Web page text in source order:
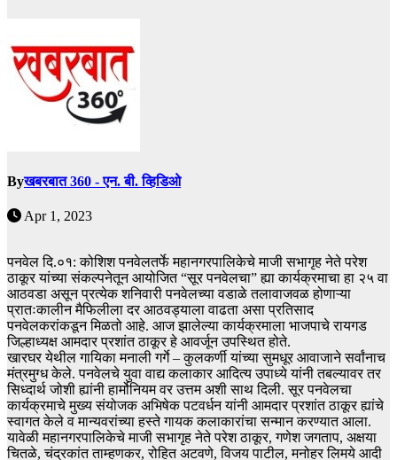
Byखबरबात 360 - एन. बी. व्हिडिओ
Apr 1, 2023
पनवेल दि.०१: कोशिश पनवेलतर्फे महानगरपालिकेचे माजी सभागृह नेते परेश
ठाकूर यांच्या संकल्पनेतून आयोजित “सूर पनवेलचा” ह्या कार्यक्रमाचा हा २५ वा
आठवडा असून प्रत्येक शनिवारी पनवेलच्या वडाळे तलावाजवळ होणाऱ्या
प्रातःकालीन मैफिलीला दर आठवड्याला वाढता असा प्रतिसाद
पनवेलकरांकडून मिळतो आहे. आज झालेल्या कार्यक्रमाला भाजपाचे रायगड
जिल्हाध्यक्ष आमदार प्रशांत ठाकूर हे आवर्जून उपस्थित होते.
खारघर येथील गायिका मनाली गर्गे – कुलकर्णी यांच्या सुमधूर आवाजाने सर्वांनाच
मंत्रमुग्ध केले. पनवेलचे युवा वाद्य कलाकार आदित्य उपाध्ये यांनी तबल्यावर तर
सिध्दार्थ जोशी ह्यांनी हार्मोनियम वर उत्तम अशी साथ दिली. सूर पनवेलचा
कार्यक्रमाचे मुख्य संयोजक अभिषेक पटवर्धन यांनी आमदार प्रशांत ठाकूर ह्यांचे
स्वागत केले व मान्यवरांच्या हस्ते गायक कलाकारांचा सन्मान करण्यात आला.
यावेळी महानगरपालिकेचे माजी सभागृह नेते परेश ठाकूर, गणेश जगताप, अक्षया
चितळे, चंद्रकांत ताम्हणकर, रोहित अटवणे, विजय पाटील, मनोहर लिमये आदी